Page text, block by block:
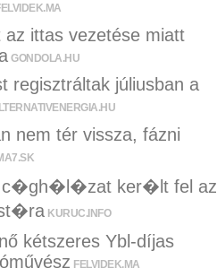
az ittas vezetése miatt
GONDOLA.HU
regisztráltak júliusban a
nem tér vissza, fázni
ker�lt fel az
KURUC.INFO
kétszeres Ybl-díjas
FELVIDEK.MA